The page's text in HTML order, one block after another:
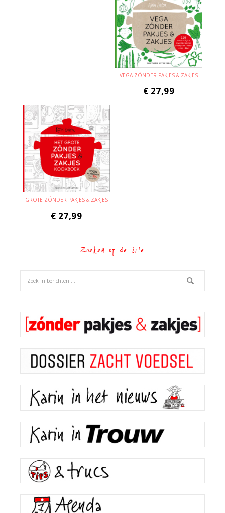
VEGA ZÓNDER PAKJES & ZAKJES
€ 27,99
GROTE ZÓNDER PAKJES & ZAKJES
€ 27,99
Zoeken op de site